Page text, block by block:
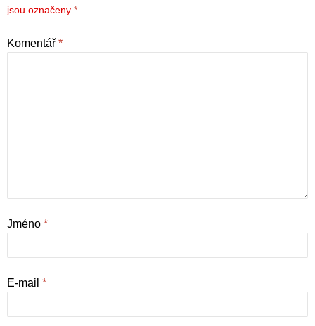
jsou označeny *
Komentář *
Jméno *
E-mail *